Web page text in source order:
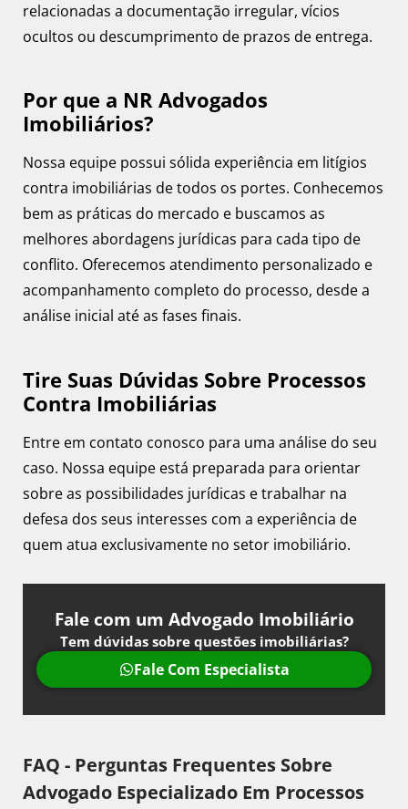
relacionadas a documentação irregular, vícios
ocultos ou descumprimento de prazos de entrega.
Por que a NR Advogados
Imobiliários?
Nossa equipe possui sólida experiência em litígios
contra imobiliárias de todos os portes. Conhecemos
bem as práticas do mercado e buscamos as
melhores abordagens jurídicas para cada tipo de
conflito. Oferecemos atendimento personalizado e
acompanhamento completo do processo, desde a
análise inicial até as fases finais.
Tire Suas Dúvidas Sobre Processos
Contra Imobiliárias
Entre em contato conosco para uma análise do seu
caso. Nossa equipe está preparada para orientar
sobre as possibilidades jurídicas e trabalhar na
defesa dos seus interesses com a experiência de
quem atua exclusivamente no setor imobiliário.
Fale com um Advogado Imobiliário
Tem dúvidas sobre questões imobiliárias?
Fale Com Especialista
FAQ - Perguntas Frequentes Sobre
Advogado Especializado Em Processos